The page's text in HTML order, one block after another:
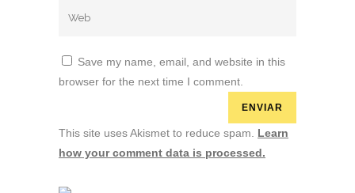
Save my name, email, and website in this
browser for the next time I comment.
This site uses Akismet to reduce spam. Learn
how your comment data is processed.